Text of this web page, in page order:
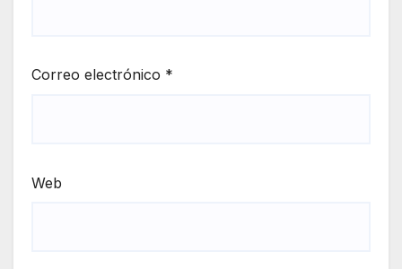
Correo electrónico *
Web